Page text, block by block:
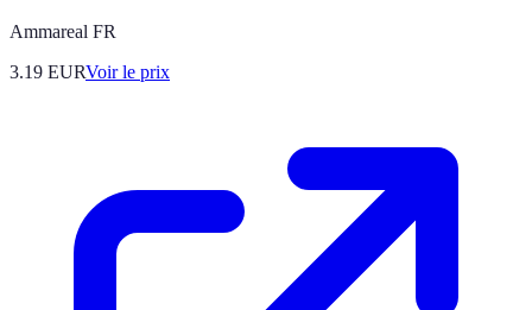
Ammareal FR
3.19 EURVoir le prix